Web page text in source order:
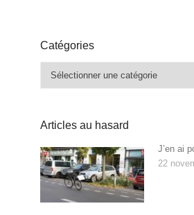
Catégories
Articles au hasard
J’en ai
22